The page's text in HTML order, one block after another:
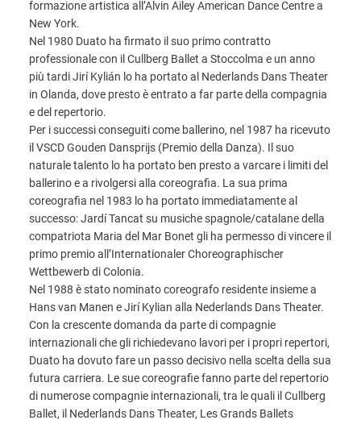
formazione artistica all’Alvin Ailey American Dance Centre a
New York.
Nel 1980 Duato ha firmato il suo primo contratto
professionale con il Cullberg Ballet a Stoccolma e un anno
più tardi Jirí Kylián lo ha portato al Nederlands Dans Theater
in Olanda, dove presto è entrato a far parte della compagnia
e del repertorio.
Per i successi conseguiti come ballerino, nel 1987 ha ricevuto
il VSCD Gouden Dansprijs (Premio della Danza). Il suo
naturale talento lo ha portato ben presto a varcare i limiti del
ballerino e a rivolgersi alla coreografia. La sua prima
coreografia nel 1983 lo ha portato immediatamente al
successo: Jardí Tancat su musiche spagnole/catalane della
compatriota Maria del Mar Bonet gli ha permesso di vincere il
primo premio all’Internationaler Choreographischer
Wettbewerb di Colonia.
Nel 1988 è stato nominato coreografo residente insieme a
Hans van Manen e Jirí Kylian alla Nederlands Dans Theater.
Con la crescente domanda da parte di compagnie
internazionali che gli richiedevano lavori per i propri repertori,
Duato ha dovuto fare un passo decisivo nella scelta della sua
futura carriera. Le sue coreografie fanno parte del repertorio
di numerose compagnie internazionali, tra le quali il Cullberg
Ballet, il Nederlands Dans Theater, Les Grands Ballets